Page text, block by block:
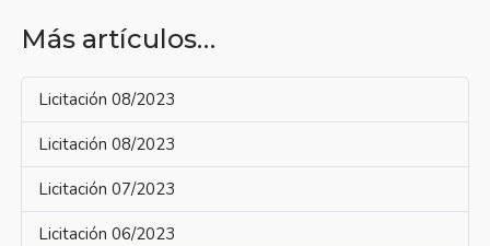
Más artículos…
Licitación 08/2023
Licitación 08/2023
Licitación 07/2023
Licitación 06/2023